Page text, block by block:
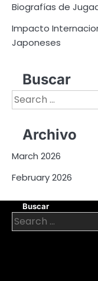
Biografías de
Impacto
Japoneses
Buscar
Search
for:
Archivo
March 2026
February 2026
Buscar
Search
for: